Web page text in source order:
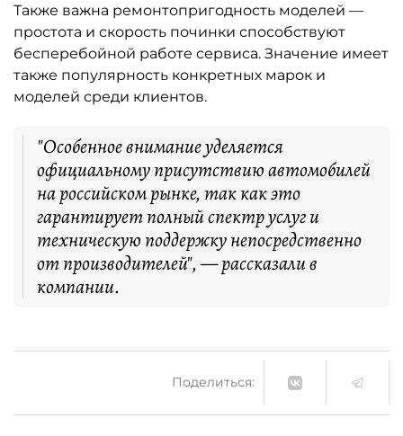
Также важна ремонтопригодность моделей —
простота и скорость починки способствуют
бесперебойной работе сервиса. Значение имеет
также популярность конкретных марок и
моделей среди клиентов.
"Особенное внимание уделяется
официальному присутствию автомобилей
на российском рынке, так как это
гарантирует полный спектр услуг и
техническую поддержку непосредственно
от производителей", — рассказали в
компании.
Поделиться: